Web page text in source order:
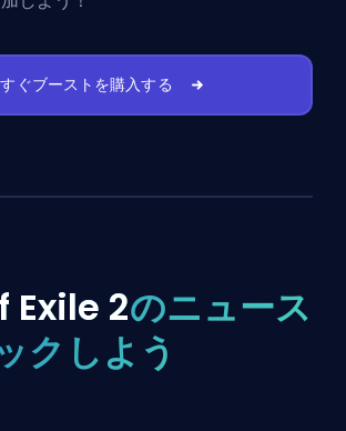
ぐブーストを購入する
Exile 2のニュース
クしよう